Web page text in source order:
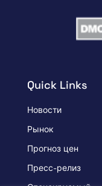
Quick Links
Новости
Рынок
Прогноз цен
Пресс-релиз